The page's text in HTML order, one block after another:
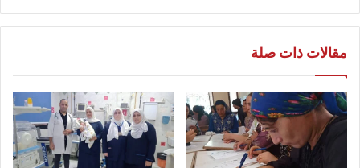
مقالات ذات صلة